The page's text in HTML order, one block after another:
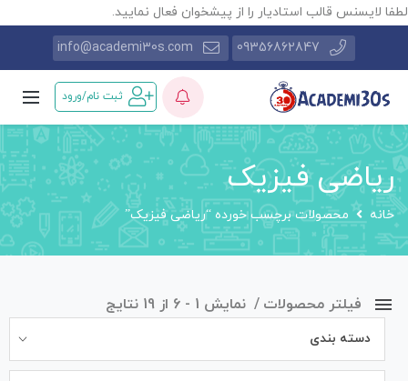
لطفا لایسنس قالب استادیار را از پیشخوان فعال نمایید.
09356862847
info@academi30s.com
ثبت نام/ورود
ریاضی فیزیک
خانه محصولات برچسب خورده “ریاضی فیزیک”
فیلتر محصولات نمایش 1 - 6 از 19 نتایج
دسته بندی